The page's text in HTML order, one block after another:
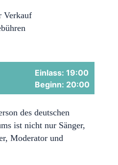
Verkauf
Einlass: 19:00
Beginn: 20:00
des deutschen
ist nicht nur Sänger,
Moderator und